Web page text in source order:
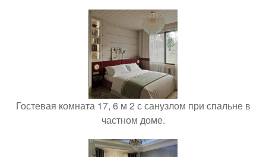
Гостевая комната 17, 6 м 2 с санузлом при спальне в
частном доме.